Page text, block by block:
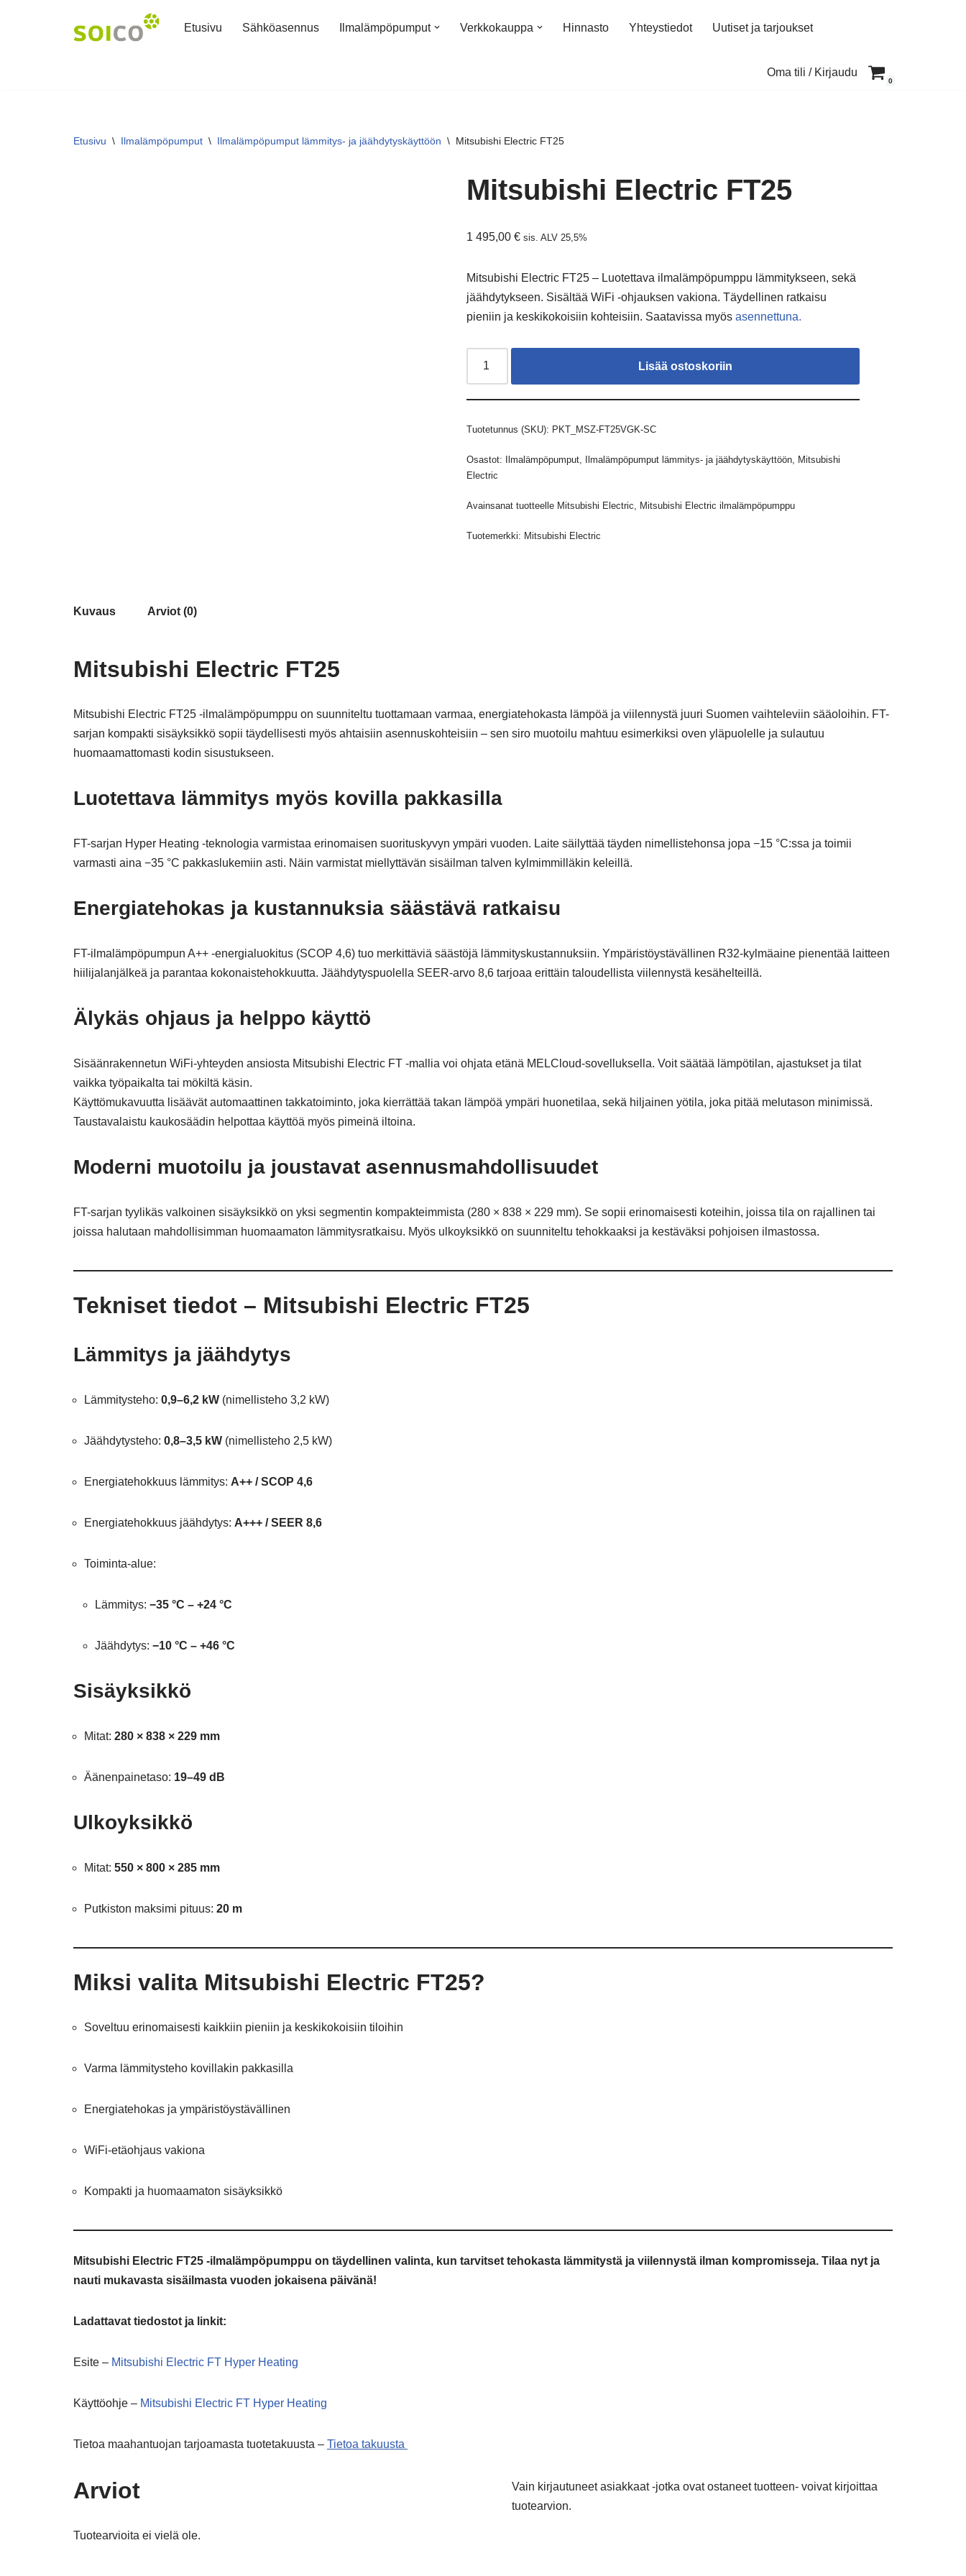
Etusivu Sähköasennus Ilmalämpöpumput Verkkokauppa Hinnasto Yhteystiedot Uutiset ja tarjoukset
Oma tili / Kirjaudu
0
Etusivu \ Ilmalämpöpumput \ Ilmalämpöpumput lämmitys- ja jäähdytyskäyttöön \ Mitsubishi Electric FT25
Mitsubishi Electric FT25
1 495,00€ sis. ALV 25,5%
Mitsubishi Electric FT25 – Luotettava ilmalämpöpumppu lämmitykseen, sekä
jäähdytykseen. Sisältää WiFi -ohjauksen vakiona. Täydellinen ratkaisu
pieniin ja keskikokoisiin kohteisiin. Saatavissa myösasennettuna.
Lisää ostoskoriin
Tuotetunnus (SKU): PKT_MSZ-FT25VGK-SC
Osastot: Ilmalämpöpumput Ilmalämpöpumput lämmitys- ja jäähdytyskäyttöön Mitsubishi
Electric
Avainsanat tuotteelle Mitsubishi Electric Mitsubishi Electric ilmalämpöpumppu
Tuotemerkki: Mitsubishi Electric
Kuvaus Arviot (0)
Mitsubishi Electric FT25
Mitsubishi Electric FT25 -ilmalämpöpumppu on suunniteltu tuottamaan varmaa, energiatehokasta lämpöä ja viilennystä juuri Suomen vaihteleviin sääoloihin. FT-
sarjan kompakti sisäyksikkö sopii täydellisesti myös ahtaisiin asennuskohteisiin – sen siro muotoilu mahtuu esimerkiksi oven yläpuolelle ja sulautuu
huomaamattomasti kodin sisustukseen.
Luotettava lämmitys myös kovilla pakkasilla
FT-sarjan Hyper Heating -teknologia varmistaa erinomaisen suorituskyvyn ympäri vuoden. Laite säilyttää täyden nimellistehonsa jopa −15 °C:ssa ja toimii
varmasti aina −35 °C pakkaslukemiin asti. Näin varmistat miellyttävän sisäilman talven kylmimmilläkin keleillä.
Energiatehokas ja kustannuksia säästävä ratkaisu
FT-ilmalämpöpumpun A++ -energialuokitus (SCOP 4,6) tuo merkittäviä säästöjä lämmityskustannuksiin. Ympäristöystävällinen R32-kylmäaine pienentää laitteen
hiilijalanjälkeä ja parantaa kokonaistehokkuutta. Jäähdytyspuolella SEER-arvo 8,6 tarjoaa erittäin taloudellista viilennystä kesähelteillä.
Älykäs ohjaus ja helppo käyttö
Sisäänrakennetun WiFi-yhteyden ansiosta Mitsubishi Electric FT -mallia voi ohjata etänä MELCloud-sovelluksella. Voit säätää lämpötilan, ajastukset ja tilat
vaikka työpaikalta tai mökiltä käsin.
Käyttömukavuutta lisäävät automaattinen takkatoiminto, joka kierrättää takan lämpöä ympäri huonetilaa, sekä hiljainen yötila, joka pitää melutason minimissä.
Taustavalaistu kaukosäädin helpottaa käyttöä myös pimeinä iltoina.
Moderni muotoilu ja joustavat asennusmahdollisuudet
FT-sarjan tyylikäs valkoinen sisäyksikkö on yksi segmentin kompakteimmista (280 × 838 × 229 mm). Se sopii erinomaisesti koteihin, joissa tila on rajallinen tai
joissa halutaan mahdollisimman huomaamaton lämmitysratkaisu. Myös ulkoyksikkö on suunniteltu tehokkaaksi ja kestäväksi pohjoisen ilmastossa.
Tekniset tiedot – Mitsubishi Electric FT25
Lämmitys ja jäähdytys
Lämmitysteho: 0,9–6,2 kW (nimellisteho 3,2 kW)
Jäähdytysteho: 0,8–3,5 kW (nimellisteho 2,5 kW)
Energiatehokkuus lämmitys: A++ / SCOP 4,6
Energiatehokkuus jäähdytys: A+++ / SEER 8,6
Toiminta-alue:
Lämmitys: −35 °C – +24 °C
Jäähdytys: −10 °C – +46 °C
Sisäyksikkö
Mitat: 280 × 838 × 229 mm
Äänenpainetaso: 19–49 dB
Ulkoyksikkö
Mitat: 550 × 800 × 285 mm
Putkiston maksimi pituus: 20 m
Miksi valita Mitsubishi Electric FT25?
Soveltuu erinomaisesti kaikkiin pieniin ja keskikokoisiin tiloihin
Varma lämmitysteho kovillakin pakkasilla
Energiatehokas ja ympäristöystävällinen
WiFi-etäohjaus vakiona
Kompakti ja huomaamaton sisäyksikkö
Mitsubishi Electric FT25 -ilmalämpöpumppu on täydellinen valinta, kun tarvitset tehokasta lämmitystä ja viilennystä ilman kompromisseja. Tilaa nyt ja
nauti mukavasta sisäilmasta vuoden jokaisena päivänä!
Ladattavat tiedostot ja linkit:
Esite – Mitsubishi Electric FT Hyper Heating
Käyttöohje – Mitsubishi Electric FT Hyper Heating
Tietoa maahantuojan tarjoamasta tuotetakuusta – Tietoa takuusta
Arviot
Tuotearvioita ei vielä ole.
Vain kirjautuneet asiakkaat -jotka ovat ostaneet tuotteen- voivat kirjoittaa
tuotearvion.